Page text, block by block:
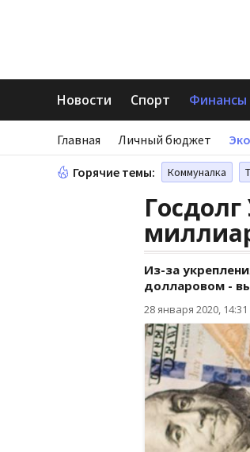
Новости Спорт Финансы
Главная Личный бюджет
Горячие темы: Коммуналка
Из-за
долларовом -
28 января 2020, 14:31